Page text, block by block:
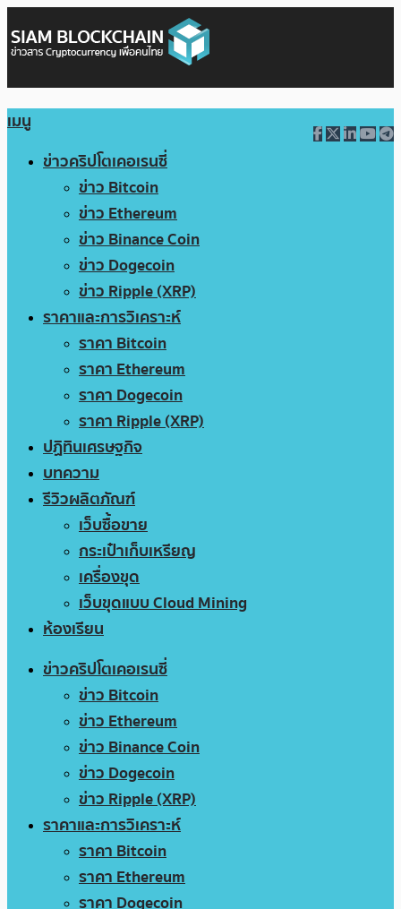
เมนู
ข่าวคริปโตเคอเรนซี่
ข่าว Bitcoin
ข่าว Ethereum
ข่าว Binance Coin
ข่าว Dogecoin
ข่าว Ripple (XRP)
ราคาและการวิเคราะห์
ราคา Bitcoin
ราคา Ethereum
ราคา Dogecoin
ราคา Ripple (XRP)
ปฏิทินเศรษฐกิจ
บทความ
รีวิวผลิตภัณฑ์
เว็บซื้อขาย
กระเป๋าเก็บเหรียญ
เครื่องขุด
เว็บขุดแบบ Cloud Mining
ห้องเรียน
ข่าวคริปโตเคอเรนซี่
ข่าว Bitcoin
ข่าว Ethereum
ข่าว Binance Coin
ข่าว Dogecoin
ข่าว Ripple (XRP)
ราคาและการวิเคราะห์
ราคา Bitcoin
ราคา Ethereum
ราคา Dogecoin